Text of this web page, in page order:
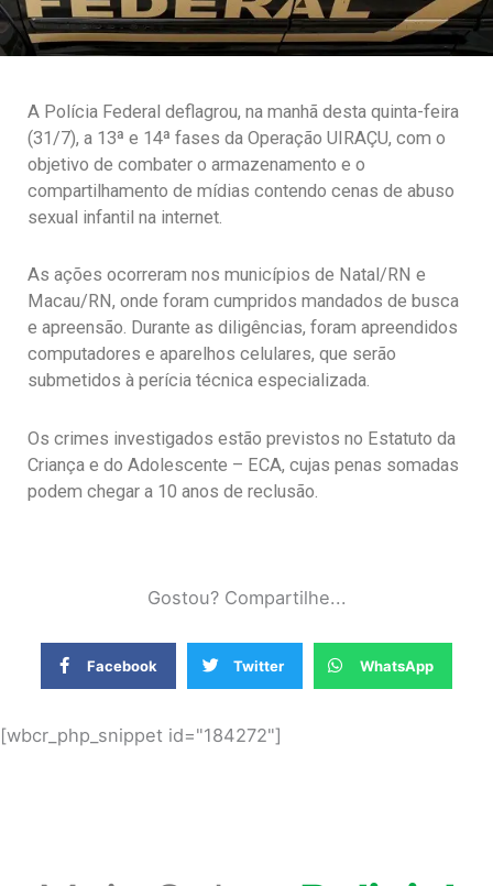
A Polícia Federal deflagrou, na manhã desta quinta-feira
(31/7), a 13ª e 14ª fases da Operação UIRAÇU, com o
objetivo de combater o armazenamento e o
compartilhamento de mídias contendo cenas de abuso
sexual infantil na internet.
As ações ocorreram nos municípios de Natal/RN e
Macau/RN, onde foram cumpridos mandados de busca
e apreensão. Durante as diligências, foram apreendidos
computadores e aparelhos celulares, que serão
submetidos à perícia técnica especializada.
Os crimes investigados estão previstos no Estatuto da
Criança e do Adolescente – ECA, cujas penas somadas
podem chegar a 10 anos de reclusão.
Gostou? Compartilhe...
Facebook Twitter WhatsApp
[wbcr_php_snippet id="184272"]